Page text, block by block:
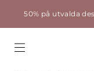
50% på utvalda